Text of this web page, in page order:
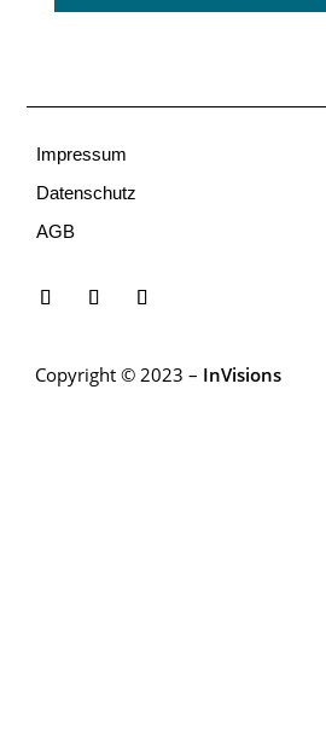
Impressum
Datenschutz
AGB
Copyright © 2023 – InVisions